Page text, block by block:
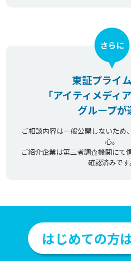
東証プライ
「アイティメディ
グループが
さらに
ご相談内容は一般公開しないため
心。
ご紹介企業は第三者調査機関にて
確認済みです
はじめての方